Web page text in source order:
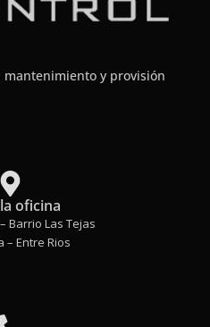
mantenimiento y provisión
oficina
– Barrio Las Tejas
– Entre Rios